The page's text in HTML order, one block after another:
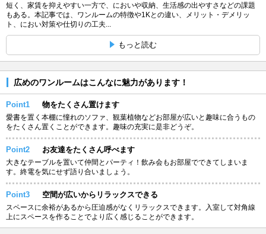
短く、家賃を抑えやすい一方で、においや収納、生活感の出やすさなどの課題
もある。本記事では、ワンルームの特徴や1Kとの違い、メリット・デメリッ
ト、におい対策や仕切りの工夫...
もっと読む
広めのワンルームはこんなに魅力があります！
Point1 物をたくさん置けます
愛書を置く本棚に憧れのソファ、観葉植物などお部屋が広いと趣味に合うもの
をたくさん置くことができます。趣味の充実に是非どうぞ。
Point2 お友達をたくさん呼べます
大きなテーブルを置いて仲間とパーティ！飲み会もお部屋でできてしまいま
す。終電を気にせず語り合いましょう。
Point3 空間が広いからリラックスできる
スペースに余裕があるから圧迫感がなくリラックスできます。入室して対角線
上にスペースを作ることでより広く感じることができます。